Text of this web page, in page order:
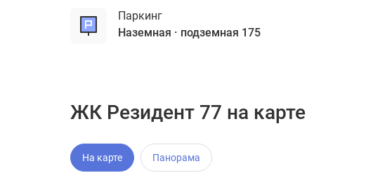
Паркинг
наземная
подземная 175
ЖК Резидент 77 на карте
На карте Панорама